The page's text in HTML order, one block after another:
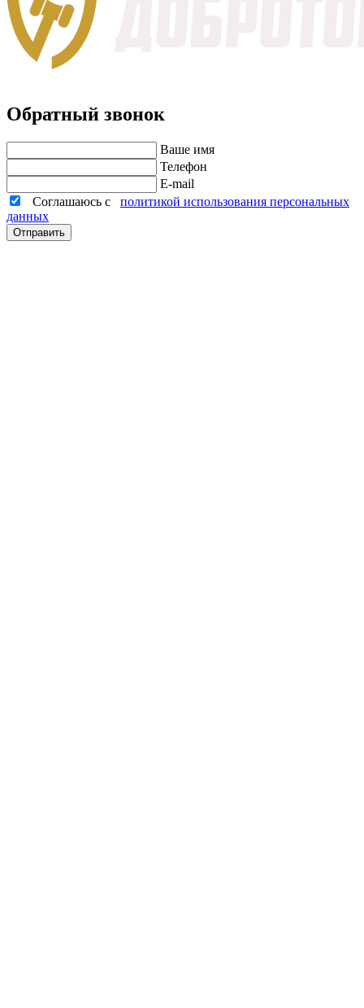
Обратный звонок
Ваше имя
Телефон
E-mail
Соглашаюсь с политикой использования персональных
данных
Отправить